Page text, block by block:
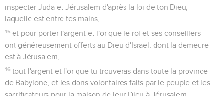
inspecter Juda et Jérusalem d'après la loi de ton Dieu,
laquelle est entre tes mains,
15 et pour porter l'argent et l'or que le roi et ses conseillers
ont généreusement offerts au Dieu d'Israël, dont la demeure
est à Jérusalem,
16 tout l'argent et l'or que tu trouveras dans toute la province
de Babylone, et les dons volontaires faits par le peuple et les
sacrificateurs pour la maison de leur Dieu à Jérusalem.